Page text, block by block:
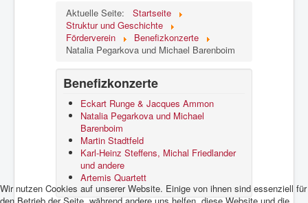
Aktuelle Seite:
Startseite
Struktur und Geschichte
Förderverein
Benefizkonzerte
Natalia Pegarkova und Michael Barenboim
Benefizkonzerte
Eckart Runge & Jacques Ammon
Natalia Pegarkova und Michael
Barenboim
Martin Stadtfeld
Karl-Heinz Steffens, Michal Friedlander
und andere
Artemis Quartett
Wir nutzen Cookies auf unserer Website. Einige von ihnen sind essenziell für